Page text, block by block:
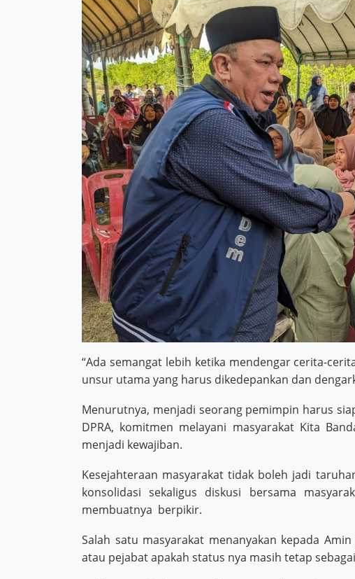
“Ada semangat lebih ketika mendengar cerita-
unsur utama yang harus dikedepankan dan
Menurutnya, menjadi seorang pemimpin harus
DPRA, komitmen melayani masyarakat Kita
menjadi kewajiban.
Kesejahteraan masyarakat tidak boleh jadi
konsolidasi sekaligus diskusi bersama
membuatnya berpikir.
Salah satu masyarakat menanyakan kepada
atau pejabat apakah status nya masih tetap